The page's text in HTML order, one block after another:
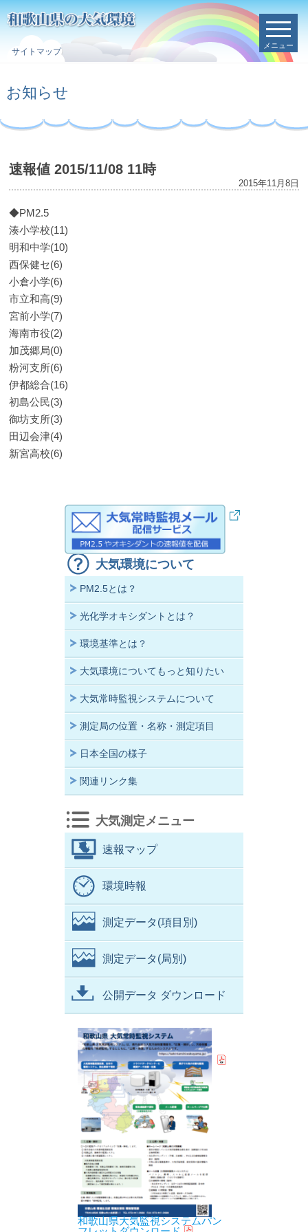
サイトマップ
メニュー
お知らせ
速報値 2015/11/08 11時
2015年11月8日
◆PM2.5
湊小学校(11)
明和中学(10)
西保健セ(6)
小倉小学(6)
市立和高(9)
宮前小学(7)
海南市役(2)
加茂郷局(0)
粉河支所(6)
伊都総合(16)
初島公民(3)
御坊支所(3)
田辺会津(4)
新宮高校(6)
大気環境について
PM2.5とは？
光化学オキシダントとは？
環境基準とは？
大気環境についてもっと知りたい
大気常時監視システムについて
測定局の位置・名称・測定項目
日本全国の様子
関連リンク集
大気測定メニュー
速報マップ
環境時報
測定データ(項目別)
測定データ(局別)
公開データ ダウンロード
和歌山県大気監視システムパン